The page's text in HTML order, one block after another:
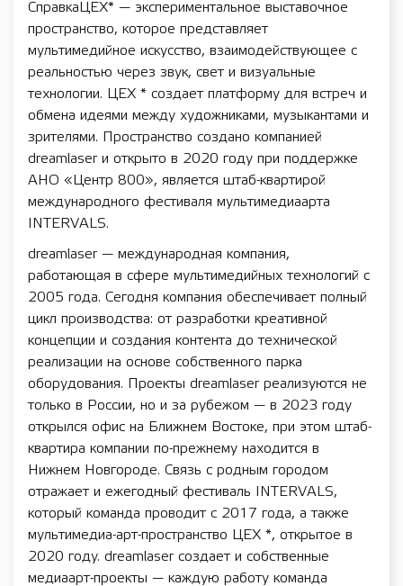
СправкаЦЕХ* — экспериментальное выставочное
пространство, которое представляет
мультимедийное искусство, взаимодействующее с
реальностью через звук, свет и визуальные
технологии. ЦЕХ * создает платформу для встреч и
обмена идеями между художниками, музыкантами и
зрителями. Пространство создано компанией
dreamlaser и открыто в 2020 году при поддержке
АНО «Центр 800», является штаб-квартирой
международного фестиваля мультимедиаарта
INTERVALS.
dreamlaser — международная компания,
работающая в сфере мультимедийных технологий с
2005 года. Сегодня компания обеспечивает полный
цикл производства: от разработки креативной
концепции и создания контента до технической
реализации на основе собственного парка
оборудования. Проекты dreamlaser реализуются не
только в России, но и за рубежом — в 2023 году
открылся офис на Ближнем Востоке, при этом штаб-
квартира компании по-прежнему находится в
Нижнем Новгороде. Связь с родным городом
отражает и ежегодный фестиваль INTERVALS,
который команда проводит с 2017 года, а также
мультимедиа-арт-пространство ЦЕХ *, открытое в
2020 году. dreamlaser создает и собственные
медиаарт-проекты — каждую работу команда